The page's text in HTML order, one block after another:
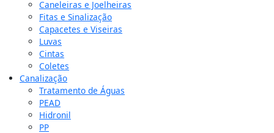
Caneleiras e Joelheiras
Fitas e Sinalização
Capacetes e Viseiras
Luvas
Cintas
Coletes
Canalização
Tratamento de Águas
PEAD
Hidronil
PP